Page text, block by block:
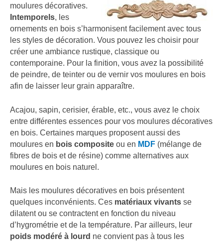
moulures décoratives.
Intemporels, les
ornements en bois s’harmonisent facilement avec tous
les styles de décoration. Vous pouvez les choisir pour
créer une ambiance rustique, classique ou
contemporaine. Pour la finition, vous avez la possibilité
de peindre, de teinter ou de vernir vos moulures en bois
afin de laisser leur grain apparaître.
Acajou, sapin, cerisier, érable, etc., vous avez le choix
entre différentes essences pour vos moulures décoratives
en bois. Certaines marques proposent aussi des
moulures en bois composite ou en MDF (mélange de
fibres de bois et de résine) comme alternatives aux
moulures en bois naturel.
Mais les moulures décoratives en bois présentent
quelques inconvénients. Ces matériaux vivants se
dilatent ou se contractent en fonction du niveau
d’hygrométrie et de la température. Par ailleurs, leur
poids modéré à lourd ne convient pas à tous les